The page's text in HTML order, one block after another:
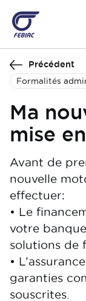
contenu
principal
Précédent
Formalités
Ma
mise
Avant de
nouvelle
effectuer:
• Le
votre
solutions de
•
garanties
souscrites.